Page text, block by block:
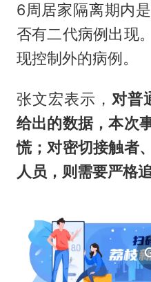
6周居家隔离期内
否有二代病例出现
现控制外的病例。
张文宏表示， 对普
给出的数据，本次
慌；对密切接触者
人员，则需要严格